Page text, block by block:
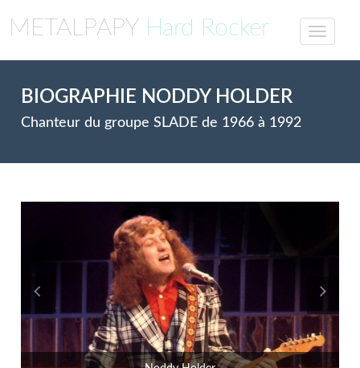
METALPAPY Hard Rocker
BIOGRAPHIE NODDY HOLDER
Chanteur du groupe SLADE de 1966 à 1992